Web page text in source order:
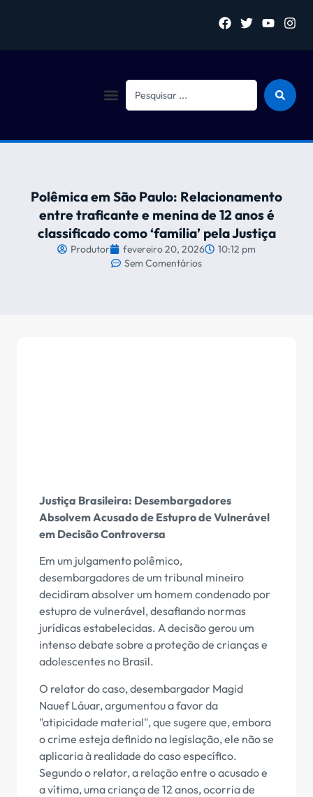
Polêmica em São Paulo: Relacionamento
entre traficante e menina de 12 anos é
classificado como ‘família’ pela Justiça
Produtor fevereiro 20, 2026
10:12 pm
Sem Comentários
Justiça Brasileira: Desembargadores
Absolvem Acusado de Estupro de Vulnerável
em Decisão Controversa
Em um julgamento polêmico,
desembargadores de um tribunal mineiro
decidiram absolver um homem condenado por
estupro de vulnerável, desafiando normas
jurídicas estabelecidas. A decisão gerou um
intenso debate sobre a proteção de crianças e
adolescentes no Brasil.
O relator do caso, desembargador Magid
Nauef Láuar, argumentou a favor da
"atipicidade material", que sugere que, embora
o crime esteja definido na legislação, ele não se
aplicaria à realidade do caso específico.
Segundo o relator, a relação entre o acusado e
a vítima, uma criança de 12 anos, ocorria de